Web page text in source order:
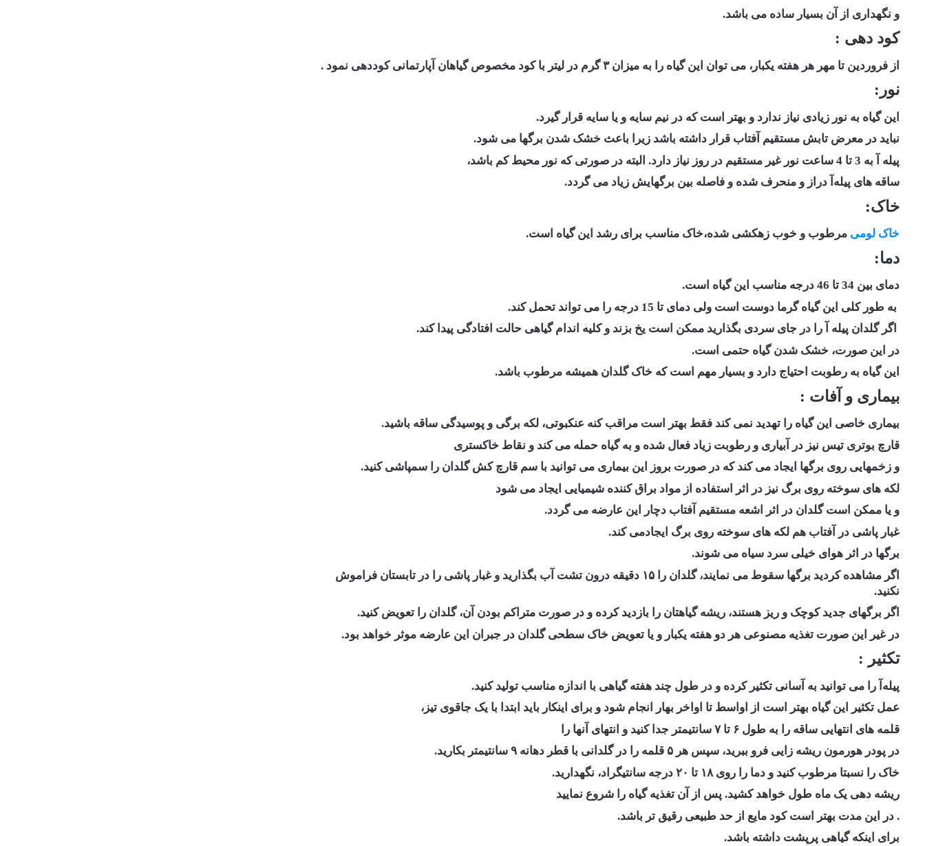
و نگهداری از آن بسیار ‏ساده می باشد.‏
کود دهی :
از فروردین تا مهر هر هفته یکبار، می توان این گیاه را به میزان ۳ گرم در لیتر با کود مخصوص گیاهان آپارتمانی کوددهی نمود .
نور:
این گیاه به نور زیادی نیاز ندارد و بهتر است که در نیم سایه و یا سایه قرار گیرد.
نباید در معرض تابش مستقیم آفتاب قرار داشته ‏باشد زیرا باعث خشک شدن برگها می شود.‎
پیله آ به 3 تا 4 ساعت نور غیر مستقیم در روز نیاز دارد. البته در صورتی که نور محیط ‏کم باشد،
ساقه های پیله‌آ دراز و منحرف شده و فاصله بین برگهایش زیاد می گردد.‏
خاک:
خاک لومی مرطوب و خوب زهکشی شده،خاک مناسب برای رشد این گیاه است.‏ ‏
دما:
دمای بین 34 تا 46 درجه مناسب این گیاه است.
در این صورت، ‏خشک شدن گیاه حتمی است. ‏
این گیاه به رطوبت احتیاج دارد و بسیار مهم است که خاک گلدان همیشه مرطوب باشد‏.
بیماری و آفات :
بیماری خاصی این گیاه را تهدید نمی کند فقط بهتر است مراقب کنه عنکبوتی، لکه برگی و پوسیدگی ساقه باشید‎.
قارچ بوتری تیس نیز در آبیاری و رطوبت زیاد فعال شده و به گیاه حمله می کند و نقاط خاکستری
و زخمهایی روی برگها ایجاد می کند ‏که در صورت بروز این بیماری می توانید با سم قارچ کش گلدان ‏را سمپاشی کنید.
لکه های سوخته روی برگ نیز در اثر استفاده از مواد براق کننده شیمیایی ایجاد می شود
و یا ممکن است گلدان در اثر اشعه ‏مستقیم آفتاب دچار این عارضه می گردد. ‏
غبار پاشی در آفتاب هم لکه های سوخته روی برگ ایجادمی کند.
برگها در اثر هوای خیلی سرد سیاه می شوند.
اگر مشاهده کردید برگها سقوط می نمایند، گلدان را ۱۵ ‏دقیقه درون تشت آب بگذارید و غبار پاشی را در تابستان فراموش
نکنید. ‏
اگر برگهای جدید کوچک و ریز هستند، ریشه گیاهتان را بازدید کرده و در صورت متراکم بودن آن، گلدان را تعویض کنید.
در غیر این ‏صورت تغذیه مصنوعی هر دو هفته ‏یکبار و یا تعویض خاک سطحی گلدان در جبران این عارضه موثر خواهد بود. ‏
تکثیر :
پیله‌آ را می توانید به آسانی تکثیر کرده و در طول چند هفته گیاهی با اندازه مناسب تولید کنید.
عمل تکثیر این گیاه بهتر است ‏از اواسط تا اواخر بهار انجام شود و برای اینکار باید ابتدا با ‏یک جاقوی تیز،
قلمه های انتهایی ساقه را به طول ۶ تا ۷ سانتیمتر جدا ‏کنید و انتهای آنها را
در پودر هورمون ریشه زایی فرو ببرید، سپس هر ۵ قلمه را در گلدانی با ‏قطر دهانه ۹ سانتیمتر بکارید.
خاک را ‏نسبتا مرطوب کنید و دما را روی ۱۸ تا ۲۰ درجه سانتیگراد، نگهدارید.
ریشه دهی یک ماه طول خواهد کشید. پس از آن تغذیه ‏گیاه را ‏شروع نمایید
. در این مدت بهتر است کود مایع از حد طبیعی رقیق تر باشد.
برای اینکه گیاهی پرپشت داشته باشد.